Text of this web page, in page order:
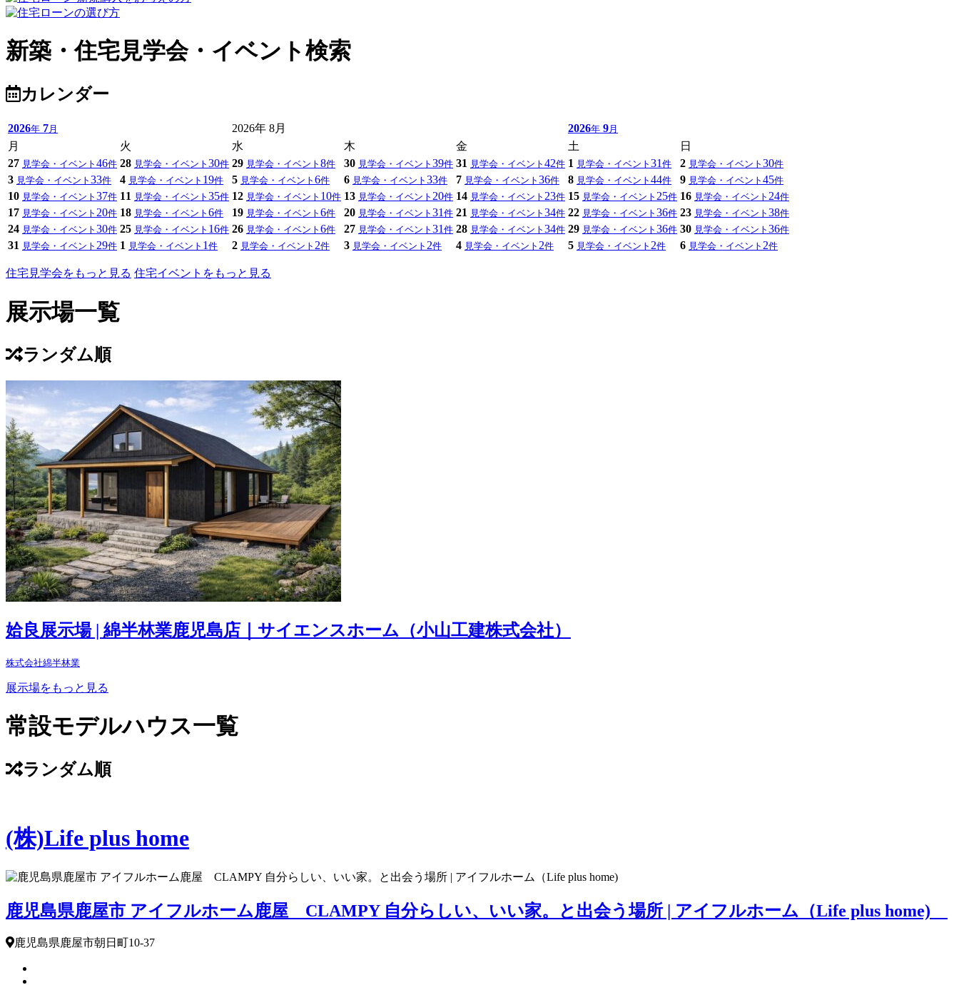
新築・住宅見学会・イベント検索
カレンダー
2026年 7月 2026年 8月 2026年 9月
月 火 水 木 金 土
日
27 見学会・イベント 46件 28 見学会・イベント 30件 29 見学会・イベント 8件 30 見学会・イベント 39件 31 見学会・イベント 42件 1 見学会・イベント 31件 2 見学会・イベント 30件
3 見学会・イベント 33件 4 見学会・イベント 19件 5 見学会・イベント 6件 6 見学会・イベント 33件 7 見学会・イベント 36件 8 見学会・イベント 44件 9 見学会・イベント 45件
10 見学会・イベント 37件 11 見学会・イベント 35件 12 見学会・イベント 10件 13 見学会・イベント 20件 14 見学会・イベント 23件 15 見学会・イベント 25件 16 見学会・イベント 24件
17 見学会・イベント 20件 18 見学会・イベント 6件 19 見学会・イベント 6件 20 見学会・イベント 31件 21 見学会・イベント 34件 22 見学会・イベント 36件 23 見学会・イベント 38件
24 見学会・イベント 30件 25 見学会・イベント 16件 26 見学会・イベント 6件 27 見学会・イベント 31件 28 見学会・イベント 34件 29 見学会・イベント 36件 30 見学会・イベント 36件
31 見学会・イベント 29件 1 見学会・イベント 1件 2 見学会・イベント 2件 3 見学会・イベント 2件 4 見学会・イベント 2件 5 見学会・イベント 2件 6 見学会・イベント 2件
住宅見学会をもっと見る 住宅イベントをもっと見る
展示場一覧
ランダム順
姶良展示場 | 綿半林業鹿児島店｜サイエンスホーム（小山工建株式会社）
株式会社綿半林業
展示場をもっと見る
常設モデルハウス一覧
ランダム順
(株)Life plus home
鹿児島県鹿屋市 アイフルホーム鹿屋 CLAMPY 自分らしい、いい家。と出会う場所 | アイフルホーム（Life plus home)
鹿児島県鹿屋市朝日町10-37